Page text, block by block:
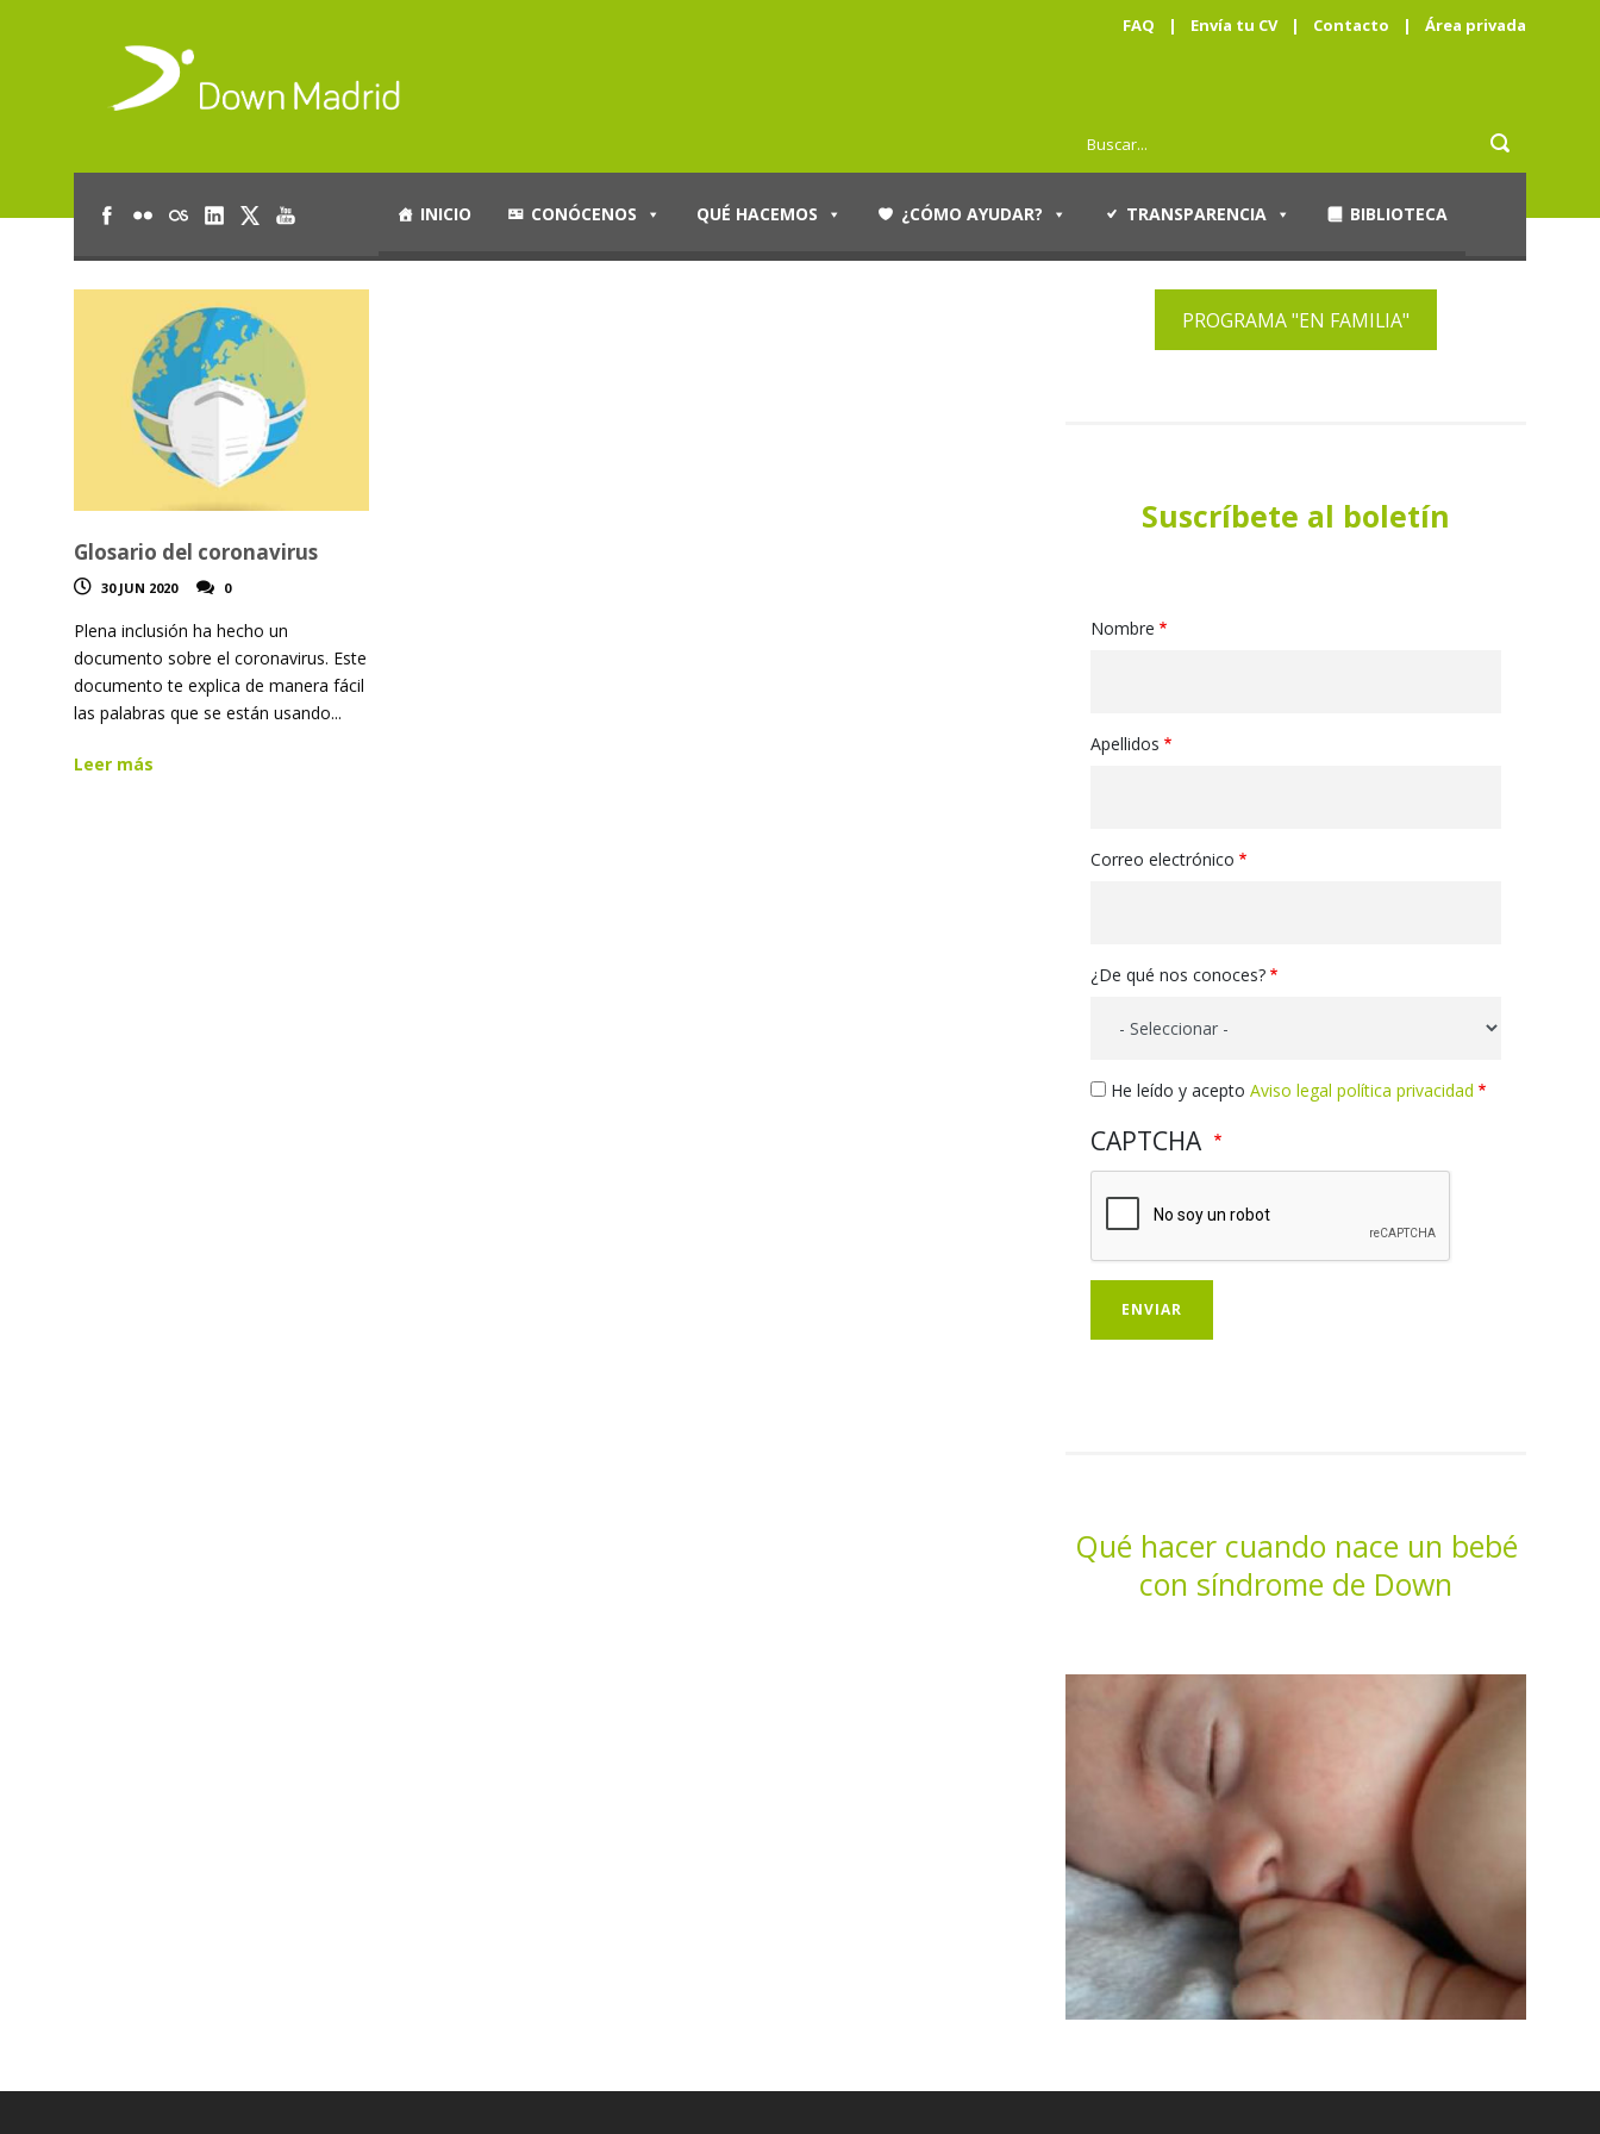
FAQ | Envía tu CV | Contacto | Área privada
INICIO CONÓCENOS QUÉ HACEMOS ¿CÓMO AYUDAR? TRANSPARENCIA BIBLIOTECA
Glosario del coronavirus
30 JUN 2020 0
Plena inclusión ha hecho un
documento sobre el coronavirus. Este
documento te explica de manera fácil
las palabras que se están usando...
Leer más
PROGRAMA "EN FAMILIA"
Suscríbete al boletín
Qué hacer cuando nace un bebé
con síndrome de Down